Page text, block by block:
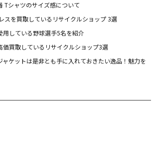
Tシャツのサイズ感について
スを買取しているリサイクルショップ 3選
している野球選手5名を紹介
買取しているリサイクルショップ3選
ケットは是非とも手に入れておきたい逸品！魅力を